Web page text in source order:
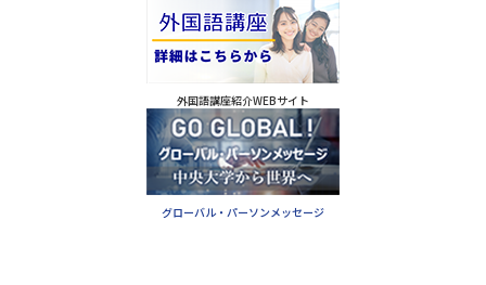
外国語講座紹介WEBサイト
グローバル・パーソンメッセージ